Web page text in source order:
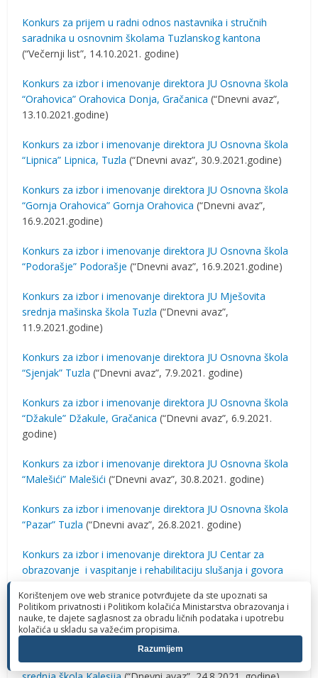
Konkurs za prijem u radni odnos nastavnika i stručnih
saradnika u osnovnim školama Tuzlanskog kantona
(“Večernji list”, 14.10.2021. godine)
Konkurs za izbor i imenovanje direktora JU Osnovna škola
“Orahovica” Orahovica Donja, Gračanica (“Dnevni avaz”,
13.10.2021.godine)
Konkurs za izbor i imenovanje direktora JU Osnovna škola
“Lipnica” Lipnica, Tuzla (“Dnevni avaz”, 30.9.2021.godine)
Konkurs za izbor i imenovanje direktora JU Osnovna škola
“Gornja Orahovica” Gornja Orahovica (“Dnevni avaz”,
16.9.2021.godine)
Konkurs za izbor i imenovanje direktora JU Osnovna škola
“Podorašje” Podorašje (“Dnevni avaz”, 16.9.2021.godine)
Konkurs za izbor i imenovanje direktora JU Mješovita
srednja mašinska škola Tuzla (“Dnevni avaz”,
11.9.2021.godine)
Konkurs za izbor i imenovanje direktora JU Osnovna škola
“Sjenjak” Tuzla (“Dnevni avaz”, 7.9.2021. godine)
Konkurs za izbor i imenovanje direktora JU Osnovna škola
“Džakule” Džakule, Gračanica (“Dnevni avaz”, 6.9.2021.
godine)
Konkurs za izbor i imenovanje direktora JU Osnovna škola
“Malešići” Malešići (“Dnevni avaz”, 30.8.2021. godine)
Konkurs za izbor i imenovanje direktora JU Osnovna škola
“Pazar” Tuzla (“Dnevni avaz”, 26.8.2021. godine)
Konkurs za izbor i imenovanje direktora JU Centar za
obrazovanje i vaspitanje i rehabilitaciju slušanja i govora
Konkurs za izbor i imenovanje direktora JU Osnovna škola
“Stupari” Stupari(“Dnevni avaz”, 25.8.2021. godine)
Konkurs za izbor i imenovanje direktora JU Mješovita
Korištenjem ove web stranice potvrđujete da ste upoznati sa
Politikom privatnosti i Politikom kolačića Ministarstva obrazovanja i
nauke, te dajete saglasnost za obradu ličnih podataka i upotrebu
kolačića u skladu sa važećim propisima.
Razumijem